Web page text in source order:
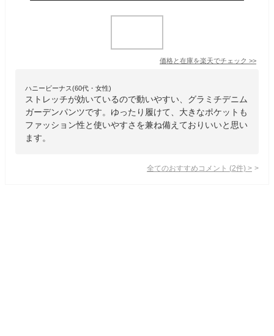
価格と在庫を楽天でチェック >>
ハニービーナス(60代・女性)
ストレッチが効いているので動いやすい、グラミチデニム
ガーデンパンツです。ゆったり履けて、大きなポケットも
ファッション性と使いやすさを兼ね備えておりいいと思い
ます。
全てのおすすめコメント (2件) >